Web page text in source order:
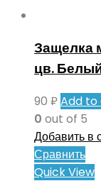
Защелка
цв.
90 ₽Add
0 out of 5
Добавить в
Сравнить
Quick View